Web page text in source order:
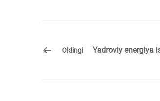
Oldingi Yadroviy energiya